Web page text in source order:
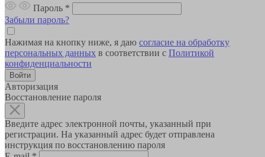
Пароль *
Забыли пароль?
Нажимая на кнопку ниже, я даю согласие на обработку
персональных данных в соответствии с Политикой
конфиденциальности
Авторизация
Восстановление пароля
Введите адрес электронной почты, указанный при
регистрации. На указанный адрес будет отправлена
инструкция по восстановлению пароля